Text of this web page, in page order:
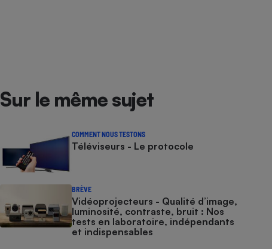
Sur le même sujet
COMMENT NOUS TESTONS
Téléviseurs - Le protocole
BRÈVE
Vidéoprojecteurs - Qualité d’image,
luminosité, contraste, bruit : Nos
tests en laboratoire, indépendants
et indispensables